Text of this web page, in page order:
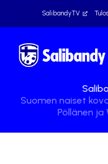
SalibandyTV
Suomen naiset
Pöllänen ja